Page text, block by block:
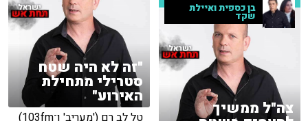
"זה לא היה שטח
סטרילי מתחילת
האירוע"
בן כספית ואיילת
שקד
צה"ל ממשיך